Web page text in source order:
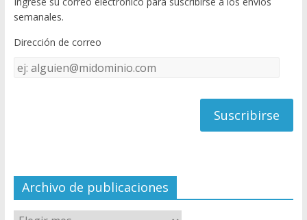
o
o
k
u
e
C
el
semanales.
Dirección de correo
Dirección
de
Archivo de publicaciones